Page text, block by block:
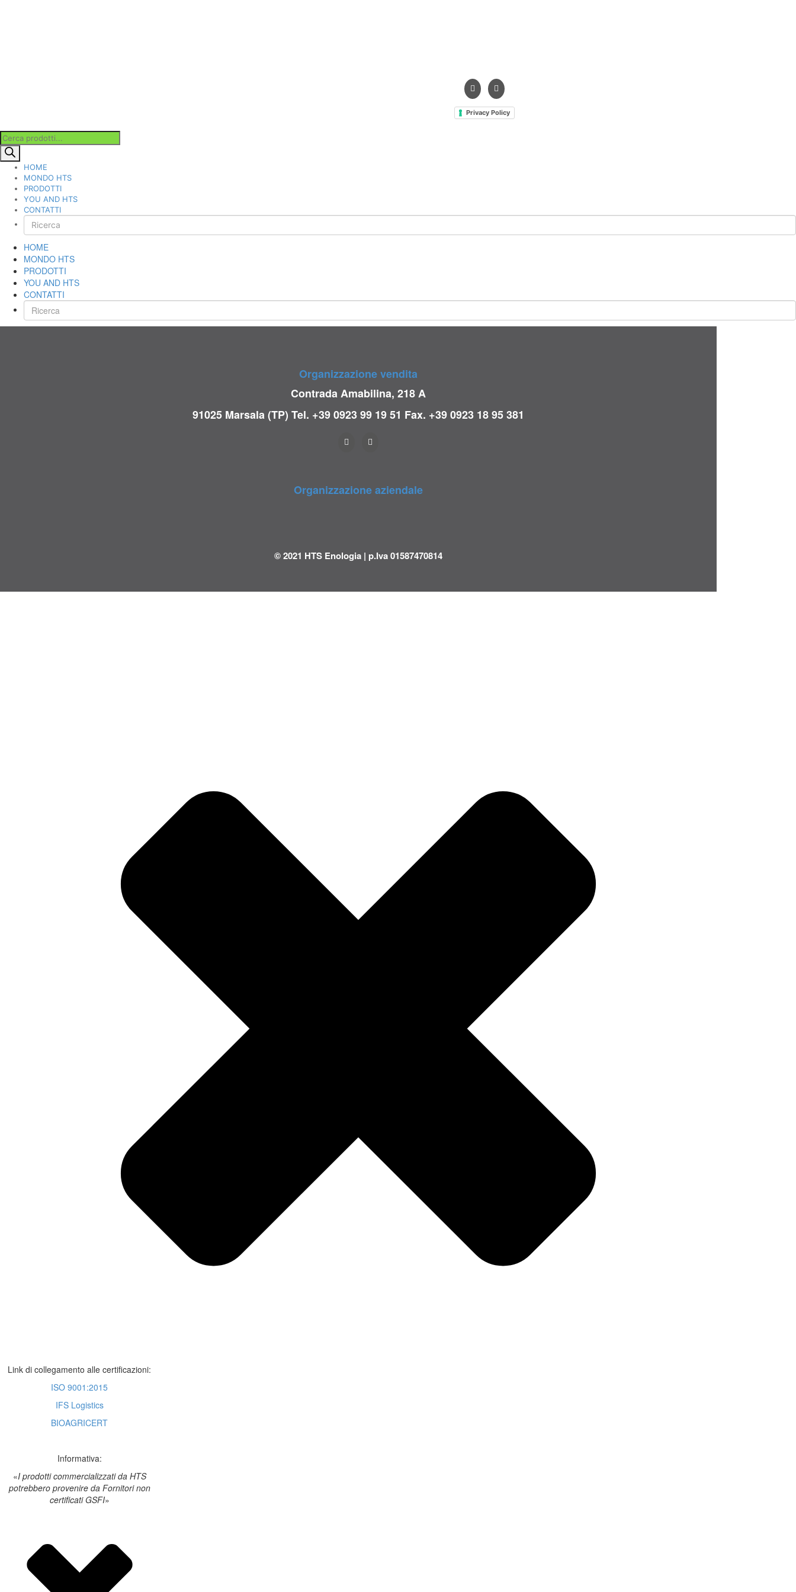
Privacy Policy
Products
search
HOME
MONDO HTS
PRODOTTI
YOU AND HTS
CONTATTI
HOME
MONDO HTS
PRODOTTI
YOU AND HTS
CONTATTI
Organizzazione vendita
Contrada Amabilina, 218 A
91025 Marsala (TP) Tel. +39 0923 99 19 51 Fax. +39 0923 18 95 381
Organizzazione aziendale
© 2021 HTS Enologia | p.Iva 01587470814
Link di collegamento alle certificazioni:
ISO 9001:2015
IFS Logistics
BIOAGRICERT
Informativa:
«I prodotti commercializzati da HTS
potrebbero provenire da Fornitori non
certificati GSFI»